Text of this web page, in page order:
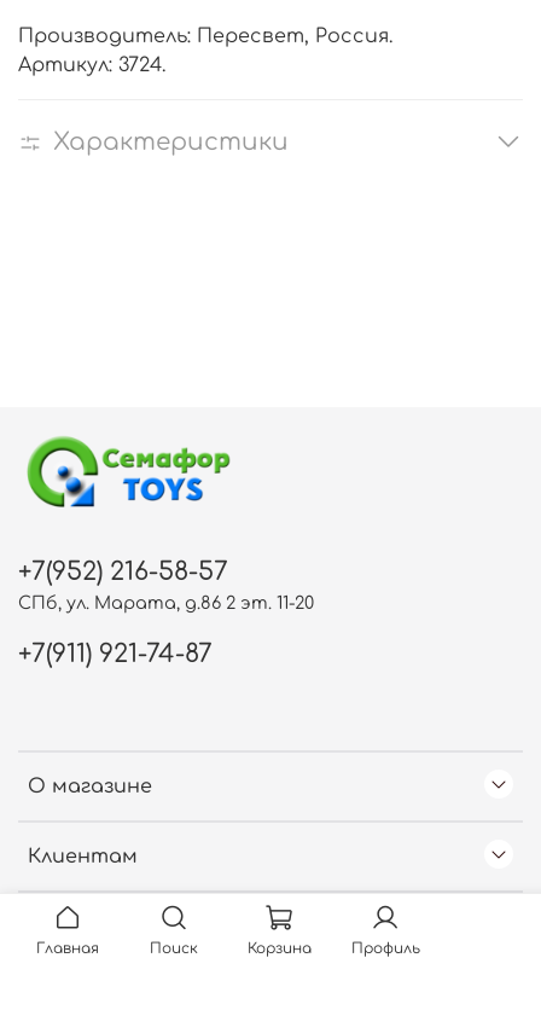
Производитель: Пересвет, Россия.
Артикул: 3724.
Характеристики
О магазине
Клиентам
+7(952) 216-58-57
СПб, ул. Марата, д.86 2 эт. 11-20
+7(911) 921-74-87
Главная Поиск Корзина Профиль
Free Web Counter